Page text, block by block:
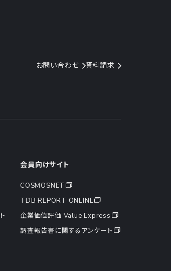
お問い合わせ 資料請求
会員向けサイト
COSMOSNET
TDB REPORT ONLINE
企業価値評価 Value Express
調査報告書に関するアンケート